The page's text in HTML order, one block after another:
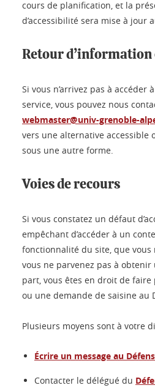
cours de planification, et la
d’accessibilité sera mise à jour
Retour d’information
Si vous n’arrivez pas à accéder
service, vous pouvez nous
webmaster@univ-grenoble-
vers une alternative accessible
sous une autre forme.
Voies de recours
Si vous constatez un défaut
empêchant d’accéder à un
fonctionnalité du site, que vous
vous ne parvenez pas à
part, vous êtes en droit de faire
ou une demande de saisine au
Plusieurs moyens sont à votre
Écrire un message au
Contacter le délégué du